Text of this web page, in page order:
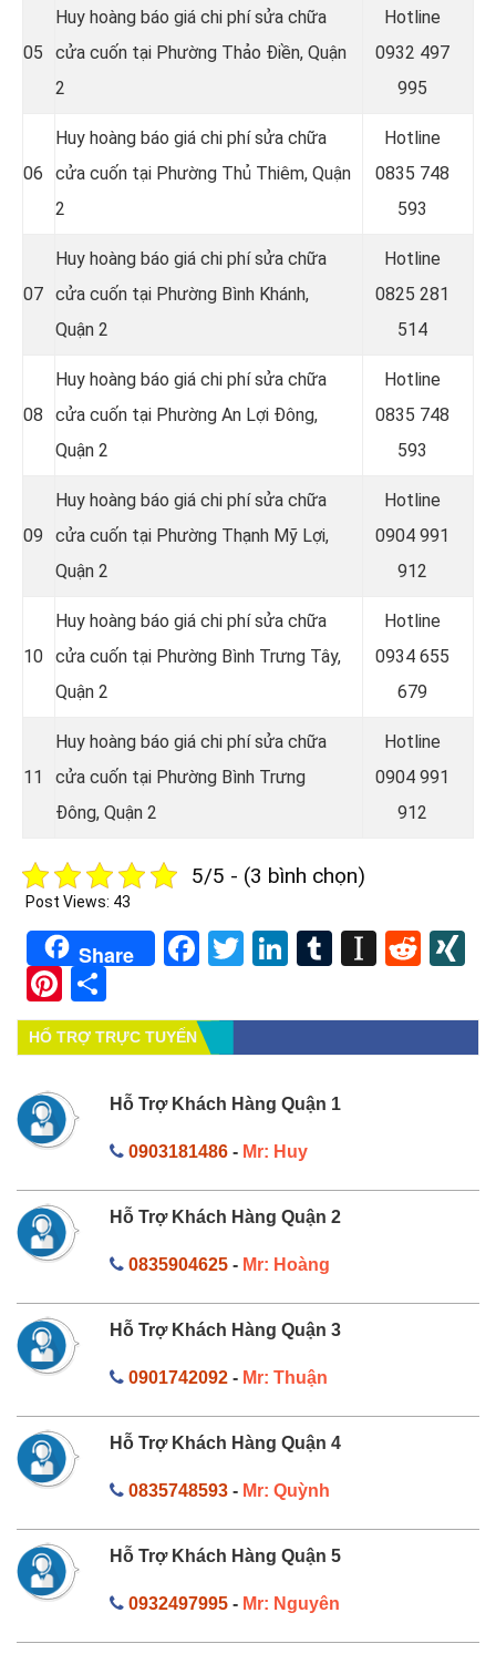
05
Huy hoàng báo giá chi phí sửa chữa
cửa cuốn tại Phường Thảo Điền, Quận
2
Hotline
0932 497
995
06
Huy hoàng báo giá chi phí sửa chữa
cửa cuốn tại Phường Thủ Thiêm, Quận
2
Hotline
0835 748
593
07
Huy hoàng báo giá chi phí sửa chữa
cửa cuốn tại Phường Bình Khánh,
Quận 2
Hotline
0825 281
514
08
Huy hoàng báo giá chi phí sửa chữa
cửa cuốn tại Phường An Lợi Đông,
Quận 2
Hotline
0835 748
593
09
Huy hoàng báo giá chi phí sửa chữa
cửa cuốn tại Phường Thạnh Mỹ Lợi,
Quận 2
Hotline
0904 991
912
10
Huy hoàng báo giá chi phí sửa chữa
cửa cuốn tại Phường Bình Trưng Tây,
Quận 2
Hotline
0934 655
679
11
Huy hoàng báo giá chi phí sửa chữa
cửa cuốn tại Phường Bình Trưng
Đông, Quận 2
Hotline
0904 991
912
5/5 - (3 bình chọn)
Post Views: 43
Share Facebook
TwitterLinkedIn
Tumblr
Pinterest
HỔ TRỢ TRỰC TUYẾN
Hỗ Trợ Khách Hàng Quận 1
0903181486- Mr: Huy
Hỗ Trợ Khách Hàng Quận 2
0835904625- Mr: Hoàng
Hỗ Trợ Khách Hàng Quận 3
0901742092- Mr: Thuận
Hỗ Trợ Khách Hàng Quận 4
0835748593- Mr: Quỳnh
Hỗ Trợ Khách Hàng Quận 5
0932497995- Mr: Nguyên